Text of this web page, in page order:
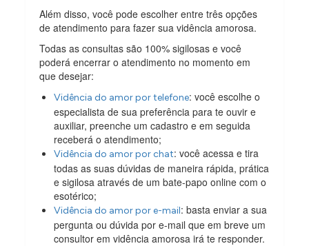
Além disso, você pode escolher entre três opções
de atendimento para fazer sua vidência amorosa.
Todas as consultas são 100% sigilosas e você
poderá encerrar o atendimento no momento em
que desejar:
Vidência do amor por telefone: você escolhe o
especialista de sua preferência para te ouvir e
auxiliar, preenche um cadastro e em seguida
receberá o atendimento;
Vidência do amor por chat: você acessa e tira
todas as suas dúvidas de maneira rápida, prática
e sigilosa através de um bate-papo online com o
esotérico;
Vidência do amor por e-mail: basta enviar a sua
pergunta ou dúvida por e-mail que em breve um
consultor em vidência amorosa irá te responder.